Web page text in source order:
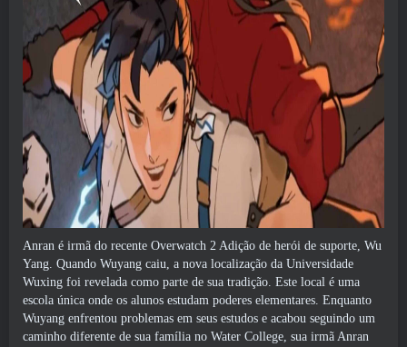
Anran é irmã do recente Overwatch 2 Adição de herói de suporte, Wu
Yang. Quando Wuyang caiu, a nova localização da Universidade
Wuxing foi revelada como parte de sua tradição. Este local é uma
escola única onde os alunos estudam poderes elementares. Enquanto
Wuyang enfrentou problemas em seus estudos e acabou seguindo um
caminho diferente de sua família no Water College, sua irmã Anran